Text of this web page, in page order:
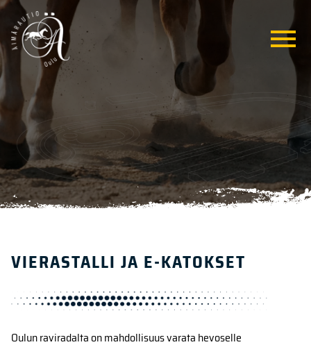
VIERASTALLI JA E-KATOKSET
Oulun raviradalta on mahdollisuus varata hevoselle